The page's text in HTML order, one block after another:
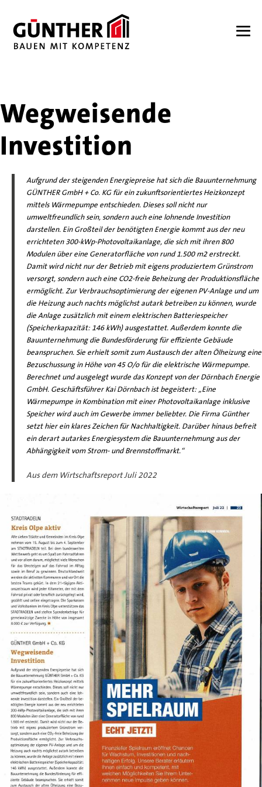
springen
Wegweisende
Investition
Aufgrund der steigenden Energiepreise hat sich die Bauunternehmung
GÜNTHER GmbH + Co. KG für ein zukunftsorientiertes Heizkonzept
mittels Wärmepumpe entschieden. Dieses soll nicht nur
umweltfreundlich sein, sondern auch eine loh­nende Investition
darstellen. Ein Großteil der be­nötigten Energie kommt aus der neu
errichteten 300-kWp-Photovoltaikanlage, die sich mit ihren 800
Modulen über eine Generatorfläche von rund 1.500 m2 erstreckt.
Damit wird nicht nur der Be­trieb mit eigens produziertem Grünstrom
ver­sorgt, sondern auch eine CO2-freie Beheizung der Produktionsfläche
ermöglicht. Zur Verbrauchs­optimierung der eigenen PV-Anlage und um
die Heizung auch nachts möglichst autark betreiben zu können, wurde
die Anlage zusätzlich mit einem elektrischen Batteriespeicher
(Speicherkapazität: 146 kWh) ausgestattet. Außerdem konnte die
Bauunternehmung die Bundesförderung für effi­ziente Gebäude
beanspruchen. Sie erhielt somit zum Austausch der alten Ölheizung eine
Bezu­schussung in Höhe von 45 O/o für die elektrische Wärmepumpe.
Berechnet und ausgelegt wurde das Konzept von der Dörnbach Energie
GmbH. Ge­schäftsführer Kai Dörnbach ist begeistert: „Eine
Wärmepumpe in Kombination mit einer Photo­voltaikanlage inklusive
Speicher wird auch im Gewerbe immer beliebter. Die Firma Günther
setzt hier ein klares Zeichen für Nachhaltigkeit. Darüber hinaus befreit
ein derart autarkes Ener­giesystem die Bauunternehmung aus der
Abhän­gigkeit vom Strom- und Brennstoffmarkt.“
Aus dem Wirtschaftsreport Juli 2022